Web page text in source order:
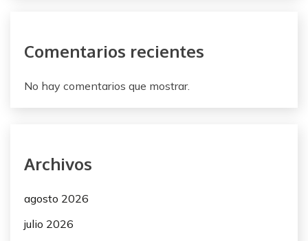
Comentarios recientes
No hay comentarios que mostrar.
Archivos
agosto 2026
julio 2026